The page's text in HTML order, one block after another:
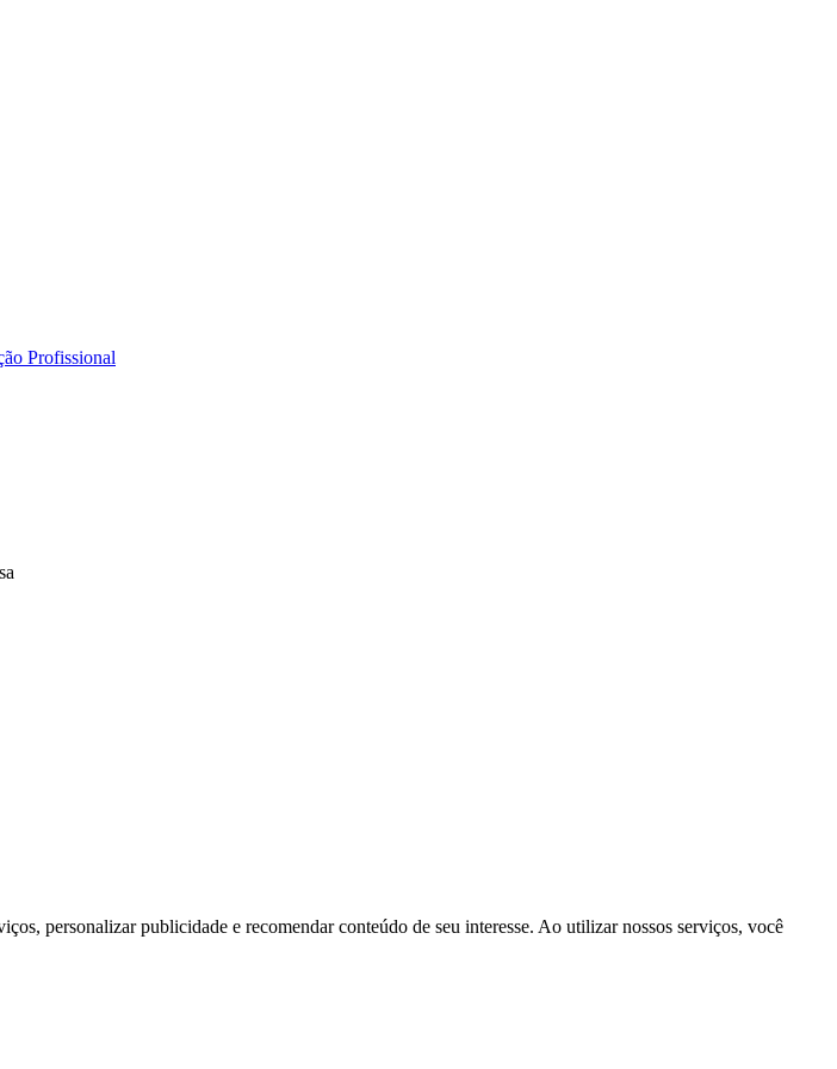
Profissional
personalizar publicidade e recomendar conteúdo de seu interesse. Ao utilizar nossos serviços, você